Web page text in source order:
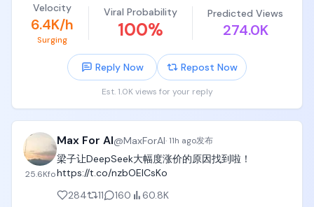
Velocity
6.4K/h
Surging
Viral Probability
100%
Predicted Views
274.0K
Reply Now Repost Now
Est. 1.0K views for your reply
25.6Kfo
Max For AI@MaxForAI·11h ago发布
梁子让DeepSeek大幅度涨价的原因找到啦！
https://t.co/nzbOElCsKo
284
11 160 60.8K